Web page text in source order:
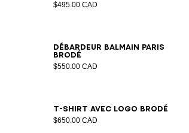
$495.00 CAD
Débardeur Balmain Paris
brodé
$550.00 CAD
XSSM LXL2XL
T-shirt avec logo brodé
$650.00 CAD
XSSM LXL2XL3XL